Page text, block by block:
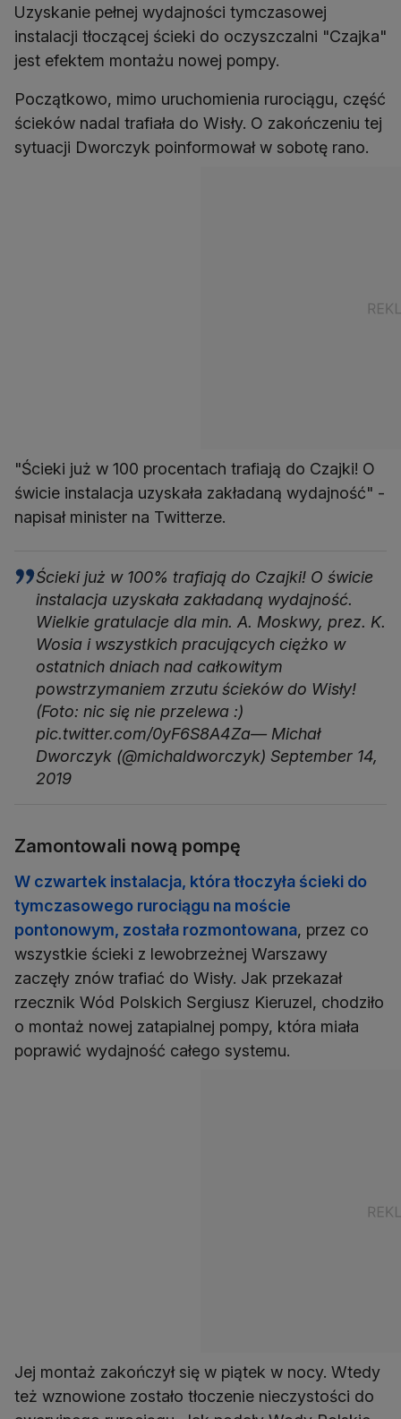
Uzyskanie pełnej wydajności tymczasowej
instalacji tłoczącej ścieki do oczyszczalni "Czajka"
jest efektem montażu nowej pompy.
Początkowo, mimo uruchomienia rurociągu, część
ścieków nadal trafiała do Wisły. O zakończeniu tej
sytuacji Dworczyk poinformował w sobotę rano.
"Ścieki już w 100 procentach trafiają do Czajki! O
świcie instalacja uzyskała zakładaną wydajność" -
napisał minister na Twitterze.
Ścieki już w 100% trafiają do Czajki! O świcie
instalacja uzyskała zakładaną wydajność.
Wielkie gratulacje dla min. A. Moskwy, prez. K.
Wosia i wszystkich pracujących ciężko w
ostatnich dniach nad całkowitym
powstrzymaniem zrzutu ścieków do Wisły!
(Foto: nic się nie przelewa :)
pic.twitter.com/0yF6S8A4Za— Michał
Dworczyk (@michaldworczyk) September 14,
2019
Zamontowali nową pompę
W czwartek instalacja, która tłoczyła ścieki do
tymczasowego rurociągu na moście
pontonowym, została rozmontowana, przez co
wszystkie ścieki z lewobrzeżnej Warszawy
zaczęły znów trafiać do Wisły. Jak przekazał
rzecznik Wód Polskich Sergiusz Kieruzel, chodziło
o montaż nowej zatapialnej pompy, która miała
poprawić wydajność całego systemu.
Jej montaż zakończył się w piątek w nocy. Wtedy
też wznowione zostało tłoczenie nieczystości do